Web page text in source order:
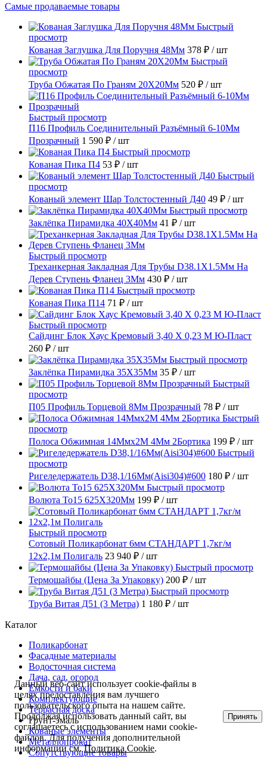
Самые продаваемые товары
Быстрый
просмотр
Кованая Заглушка Для Поручня 48Мм 378 ₽ / шт
Быстрый
просмотр
Труба Обжатая По Граням 20X20Мм 520 ₽ / шт
Быстрый просмотр
П16 Профиль Соединительный Разъёмный 6-10Мм
Прозрачный 1 590 ₽ / шт
Быстрый просмотр
Кованая Пика П4 53 ₽ / шт
Быстрый
просмотр
Кованый элемент Шар Толстостенный Д40 49 ₽ / шт
Быстрый просмотр
Заклёпка Пирамидка 40X40Мм 41 ₽ / шт
Быстрый просмотр
Треханкерная Закладная Для Трубы D38.1Х1.5Мм На
Дерев Ступень Фланец 3Мм 430 ₽ / шт
Быстрый просмотр
Кованая Пика П14 71 ₽ / шт
Быстрый просмотр
Сайдинг Блок Хаус Кремовый 3,40 Х 0,23 М Ю-Пласт
260 ₽ / шт
Быстрый просмотр
Заклёпка Пирамидка 35X35Мм 35 ₽ / шт
Быстрый
просмотр
П05 Профиль Торцевой 8Мм Прозрачный 78 ₽ / шт
Быстрый
просмотр
Полоса Обжимная 14Ммх2М 4Мм 2Бортика 199 ₽ / шт
Быстрый
просмотр
Ригеледержатель D38,1/16Мм(Aisi304)#600 180 ₽ / шт
Быстрый просмотр
Волюта То15 625X320Мм 199 ₽ / шт
Быстрый просмотр
Сотовый Поликарбонат 6мм СТАНДАРТ 1,7кг/м
12х2,1м Полигаль 23 940 ₽ / шт
Быстрый просмотр
Термошайбы (Цена За Упаковку) 200 ₽ / шт
Быстрый просмотр
Труба Витая Д51 (3 Метра) 1 180 ₽ / шт
Каталог
Поликарбонат
Фасадные материалы
Водосточная система
Дача, сад, огород
Емкости и баки
Комплектующие
Террасная доска
Грунт-эмаль
Кованые элементы
Металлопрокат
Сопутствующие товары
Данный веб-сайт использует cookie-файлы в
целях предоставления вам лучшего
пользовательского опыта на нашем сайте.
Продолжая использовать данный сайт, вы
соглашаетесь с использованием нами cookie-
файлов. Для получения дополнительной
информации см.Политика Cookie.
Принять